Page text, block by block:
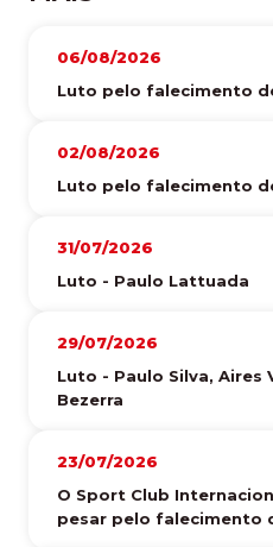
06/08/2026
Luto pelo falecimento
02/08/2026
Luto pelo falecimento
31/07/2026
Luto - Paulo Lattuada
29/07/2026
Luto - Paulo Silva, Aires
Bezerra
23/07/2026
O Sport Club
pesar pelo falecimento